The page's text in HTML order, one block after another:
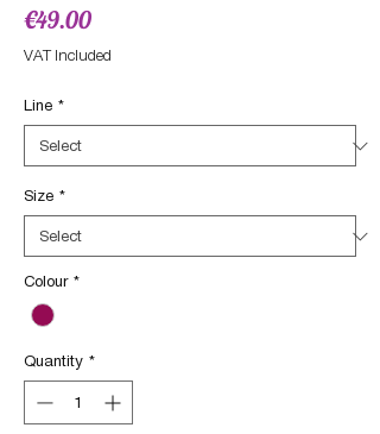
€49.00Price
VAT Included
Line *
Size *
Colour *
Quantity *